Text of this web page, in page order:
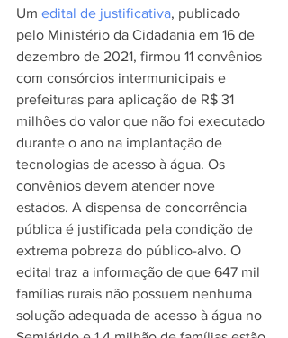
Um edital de justificativa, publicado
pelo Ministério da Cidadania em 16 de
dezembro de 2021, firmou 11 convênios
com consórcios intermunicipais e
prefeituras para aplicação de R$ 31
milhões do valor que não foi executado
durante o ano na implantação de
tecnologias de acesso à água. Os
convênios devem atender nove
estados. A dispensa de concorrência
pública é justificada pela condição de
extrema pobreza do público-alvo. O
edital traz a informação de que 647 mil
famílias rurais não possuem nenhuma
solução adequada de acesso à água no